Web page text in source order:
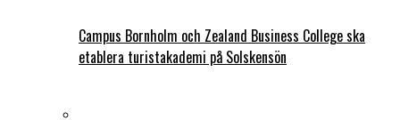
Campus Bornholm och Zealand Business College ska
etablera turistakademi på Solskensön